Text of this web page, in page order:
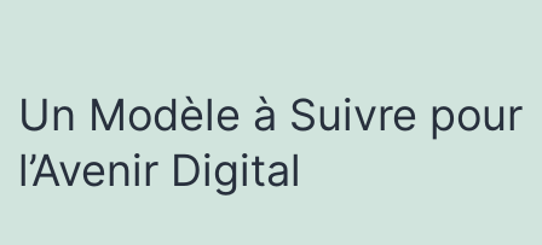
Un Modèle à Suivre pour
l’Avenir Digital